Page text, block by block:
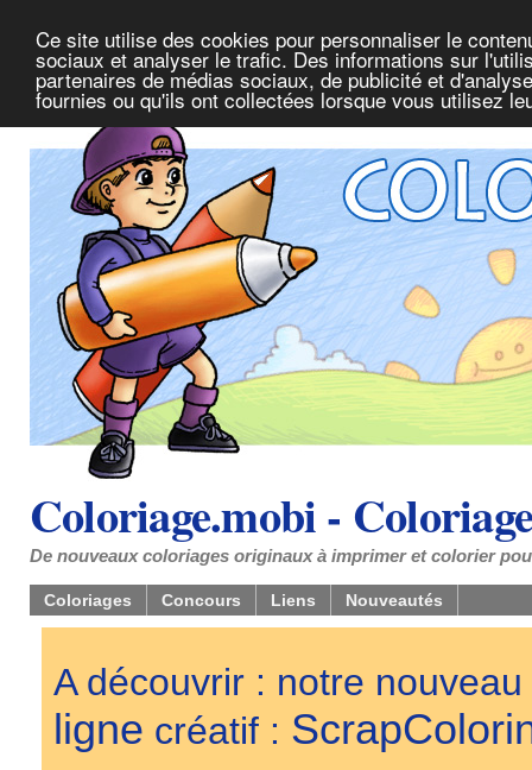
Ce site utilise des cookies pour personnaliser le
sociaux et analyser le trafic. Des informations sur
partenaires de médias sociaux, de publicité et
fournies ou qu'ils ont collectées lorsque vous utilisez
Coloriage.mobi -
De nouveaux coloriages originaux à imprimer et colorier
Coloriages Concours Liens Nouveautés
A découvrir : notre
ligne créatif :